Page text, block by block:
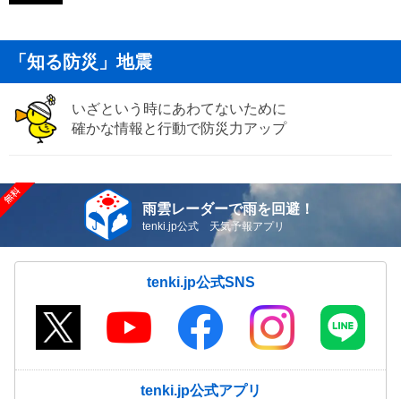
「知る防災」地震
いざという時にあわてないために
確かな情報と行動で防災力アップ
雨雲レーダーで雨を回避！
tenki.jp公式 天気予報アプリ
tenki.jp公式SNS
tenki.jp公式アプリ